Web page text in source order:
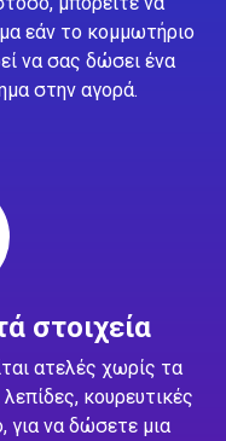
εάν το κομμωτήριο
να σας δώσει ένα
στην αγορά.
στοιχεία
ατελές χωρίς τα
κουρευτικές
για να δώσετε μια